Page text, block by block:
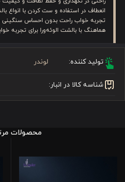
انعطاف در استفاده و ست کردن با انواع
تجربه خواب راحت بدون احساس سنگینی
هماهنگ با بالشت الوئه‌ورا برای تجربه
تولید کننده: لوندر
شناسه کالا در انبار:
محصولات